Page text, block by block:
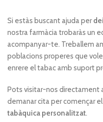
Si estàs buscant ajuda per
nostra farmàcia trobaràs un
acompanyar-te. Treballem
poblacions properes que
enrere el tabac amb suport
Pots visitar-nos directament
demanar cita per començar
tabàquica personalitzat.